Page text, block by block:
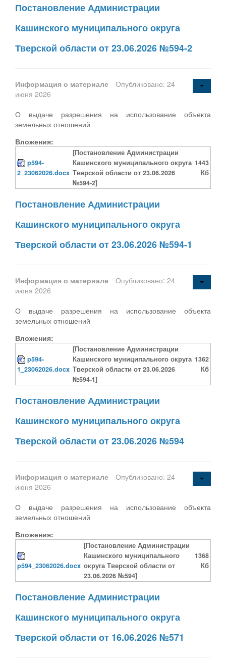
Постановление Администрации
Кашинского муниципального округа
Тверской области от 23.06.2026 №594-2
Информация о материале
Опубликовано: 24
июня 2026
О выдаче разрешения на использование объекта
земельных отношений
Вложения:
p594-
2_23062026.docx
[Постановление Администрации
Кашинского муниципального округа
Тверской области от 23.06.2026
№594-2]
1443
Кб
Постановление Администрации
Кашинского муниципального округа
Тверской области от 23.06.2026 №594-1
Информация о материале
Опубликовано: 24
июня 2026
О выдаче разрешения на использование объекта
земельных отношений
Вложения:
p594-
1_23062026.docx
[Постановление Администрации
Кашинского муниципального округа
Тверской области от 23.06.2026
№594-1]
1362
Кб
Постановление Администрации
Кашинского муниципального округа
Тверской области от 23.06.2026 №594
Информация о материале
Опубликовано: 24
июня 2026
О выдаче разрешения на использование объекта
земельных отношений
Вложения:
p594_23062026.docx
[Постановление Администрации
Кашинского муниципального
округа Тверской области от
23.06.2026 №594]
1368
Кб
Постановление Администрации
Кашинского муниципального округа
Тверской области от 16.06.2026 №571